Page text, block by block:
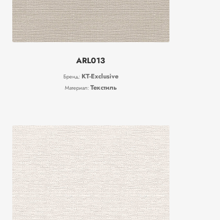
ARL013
Бренд: KT-Exclusive
Материал: Текстиль